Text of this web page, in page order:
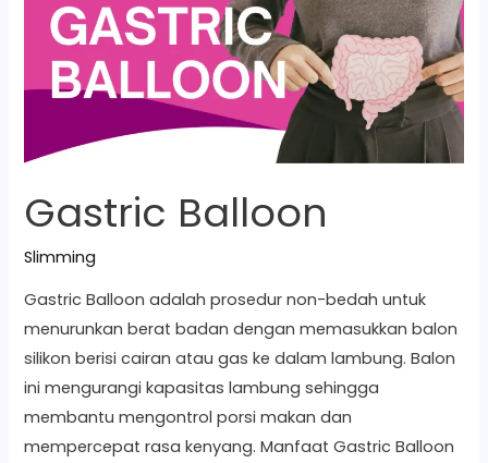
Gastric Balloon
Slimming
Gastric Balloon adalah prosedur non-bedah untuk
menurunkan berat badan dengan memasukkan balon
silikon berisi cairan atau gas ke dalam lambung. Balon
ini mengurangi kapasitas lambung sehingga
membantu mengontrol porsi makan dan
mempercepat rasa kenyang. Manfaat Gastric Balloon